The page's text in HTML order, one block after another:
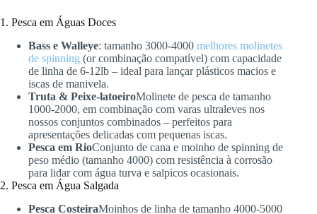
1. Pesca em Águas Doces
Bass e Walleye: tamanho 3000-4000 melhores molinetes
de spinning (or combinação compatível) com capacidade
de linha de 6-12lb – ideal para lançar plásticos macios e
iscas de manivela.
Truta & Peixe-latoeiroMolinete de pesca de tamanho
1000-2000, em combinação com varas ultraleves nos
nossos conjuntos combinados – perfeitos para
apresentações delicadas com pequenas iscas.
Pesca em RioConjunto de cana e moinho de spinning de
peso médio (tamanho 4000) com resistência à corrosão
para lidar com água turva e salpicos ocasionais.
2. Pesca em Água Salgada
Pesca CosteiraMoinhos de linha de tamanho 4000-5000